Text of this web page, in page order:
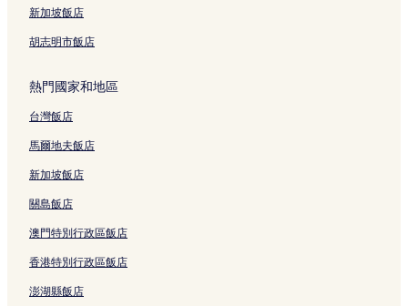
沙井的設有停車場的飯店
沙井的設有健身中心的飯店
石岩的平價飯店
大朗的奢華飯店
大朗的商務飯店
大朗的設有停車場的飯店
大朗的設有游泳池的飯店
虎門的設有停車場的飯店
虎門的商務飯店
虎門的設有游泳池的飯店
新加坡飯店
胡志明市飯店
熱門國家和地區
台灣飯店
馬爾地夫飯店
新加坡飯店
關島飯店
澳門特別行政區飯店
香港特別行政區飯店
澎湖縣飯店